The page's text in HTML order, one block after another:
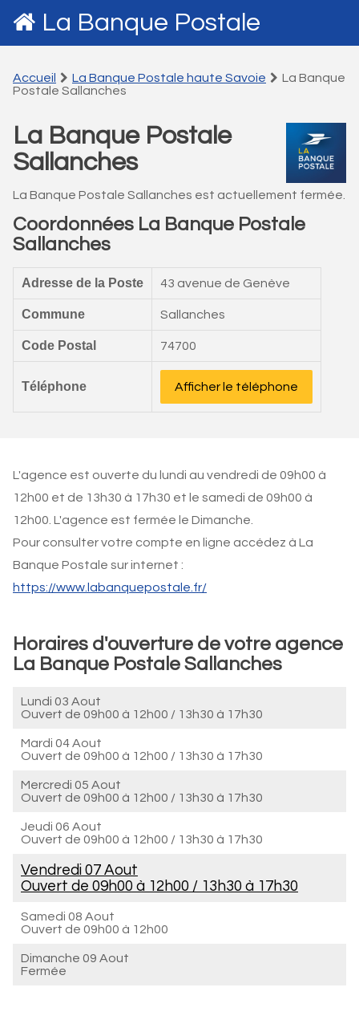
La Banque Postale
Accueil La Banque Postale haute Savoie
La Banque
Postale Sallanches
La Banque Postale
Sallanches
La Banque Postale Sallanches est actuellement fermée.
Coordonnées La Banque Postale
Sallanches
Adresse de la Poste 43 avenue de Genève
Commune Sallanches
Code Postal 74700
Téléphone Afficher le téléphone
L'agence est ouverte du lundi au vendredi de 09h00 à
12h00 et de 13h30 à 17h30 et le samedi de 09h00 à
12h00. L'agence est fermée le Dimanche.
Pour consulter votre compte en ligne accédez à La
Banque Postale sur internet :
https://www.labanquepostale.fr/
Horaires d'ouverture de votre agence
La Banque Postale Sallanches
Lundi 03 Aout
Ouvert de 09h00 à 12h00 / 13h30 à 17h30
Mardi 04 Aout
Ouvert de 09h00 à 12h00 / 13h30 à 17h30
Mercredi 05 Aout
Ouvert de 09h00 à 12h00 / 13h30 à 17h30
Jeudi 06 Aout
Ouvert de 09h00 à 12h00 / 13h30 à 17h30
Vendredi 07 Aout
Ouvert de 09h00 à 12h00 / 13h30 à 17h30
Samedi 08 Aout
Ouvert de 09h00 à 12h00
Dimanche 09 Aout
Fermée